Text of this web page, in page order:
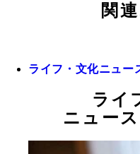
関
ライフ・文化ニュー
ライ
ニュー